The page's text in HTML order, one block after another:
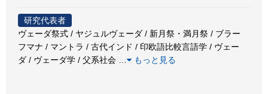
研究代表者
ヴェーダ祭式 / ヤジュルヴェーダ / 新月祭・満月祭 / ブラー
フマナ / マントラ / 古代インド / 印欧語比較言語学 / ヴェー
ダ / ヴェーダ学 / 父系社会
もっと見る